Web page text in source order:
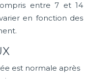
entre 7 et 14
en fonction des
est normale après